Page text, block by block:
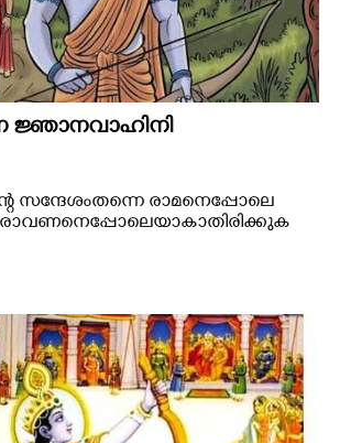
ജ്ഞാനവാഹിനി
സന്ദേശംതന്നെ രാമനെപ്പോലെ